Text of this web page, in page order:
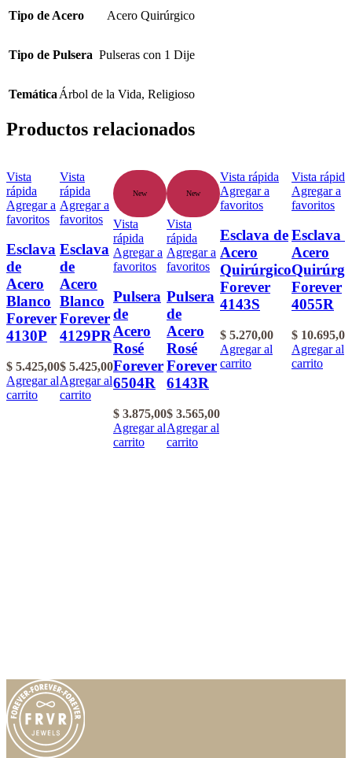
Tipo de Acero Acero Quirúrgico
Tipo de Pulsera Pulseras con 1 Dije
Temática Árbol de la Vida, Religioso
Productos relacionados
Vista
rápida
Agregar a
favoritos
Esclava
de
Acero
Blanco
Forever
4130P
$ 5.425,00
Agregar al
carrito
Vista
rápida
Agregar a
favoritos
Esclava
de
Acero
Blanco
Forever
4129PR
$ 5.425,00
Agregar al
carrito
New
Vista
rápida
Agregar a
favoritos
Pulsera
de
Acero
Rosé
Forever
6504R
$ 3.875,00
Agregar al
carrito
New
Vista
rápida
Agregar a
favoritos
Pulsera
de
Acero
Rosé
Forever
6143R
$ 3.565,00
Agregar al
carrito
Vista rápida
Agregar a
favoritos
Esclava de
Acero
Quirúrgico
Forever
4143S
$ 5.270,00
Agregar al
carrito
Vista rápida
Agregar a
favoritos
Esclava
Acero
Forever
4055R
$ 10.695,00
Agregar al
carrito